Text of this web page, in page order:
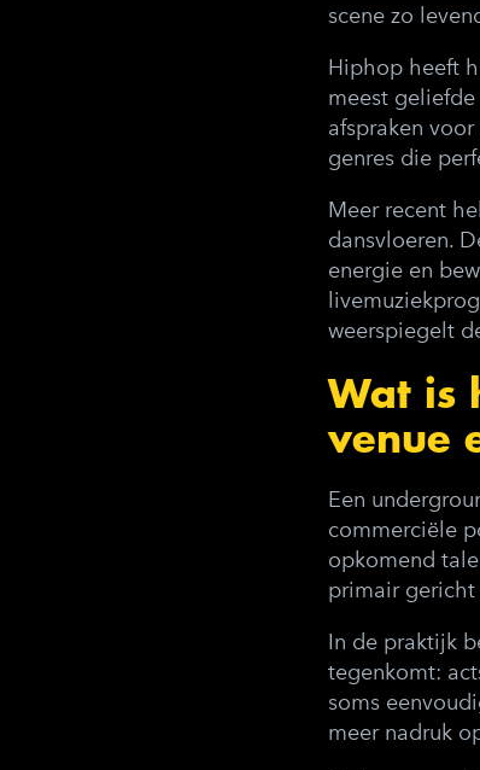
scene zo
Hiphop heeft
meest
afspraken
genres die
Meer recent
dansvloeren.
energie en
weerspiegelt
Wat is
venue
Een
commerciële
opkomend
primair gericht
In de praktijk
tegenkomt:
soms
meer nadruk